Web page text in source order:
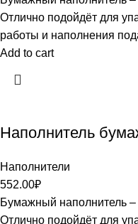
Отлично подойдёт для
работы и наполнения
Add to cart
Наполнитель
Наполнители
552.00₽
Бумажный наполнитель
Отлично подойдёт для